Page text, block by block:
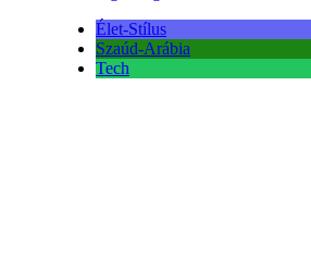
Élet-Stílus
Szaúd-Arábia
Tech